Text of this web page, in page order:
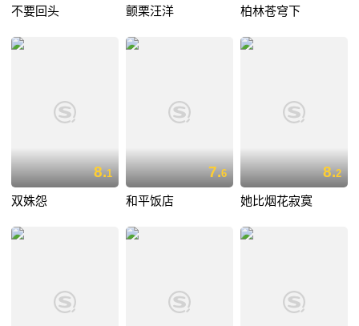
不要回头 颤栗汪洋 柏林苍穹下
8.1
双姝怨
7.6
和平饭店
8.2
她比烟花寂寞